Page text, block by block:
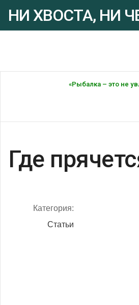
НИ ХВОСТА, НИ
«Рыбалка – это не
Где
Категория:
Статьи